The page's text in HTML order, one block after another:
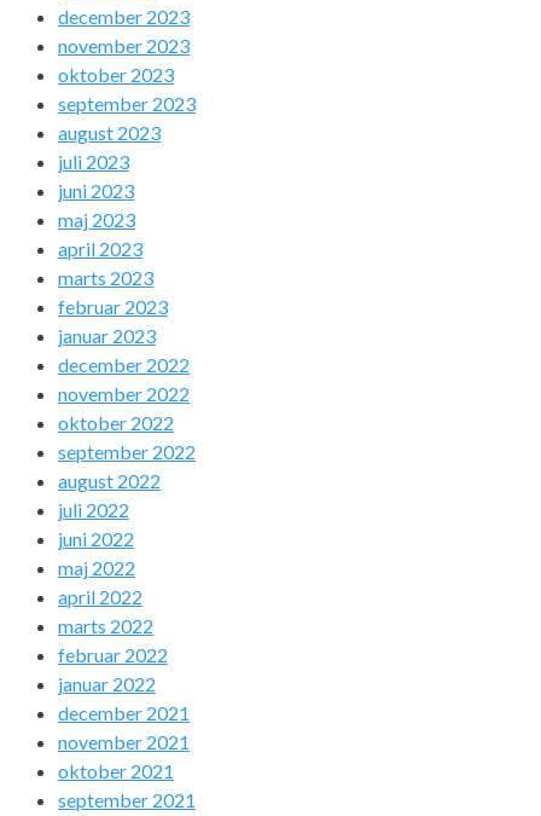
december 2023
november 2023
oktober 2023
september 2023
august 2023
juli 2023
juni 2023
maj 2023
april 2023
marts 2023
februar 2023
januar 2023
december 2022
november 2022
oktober 2022
september 2022
august 2022
juli 2022
juni 2022
maj 2022
april 2022
marts 2022
februar 2022
januar 2022
december 2021
november 2021
oktober 2021
september 2021